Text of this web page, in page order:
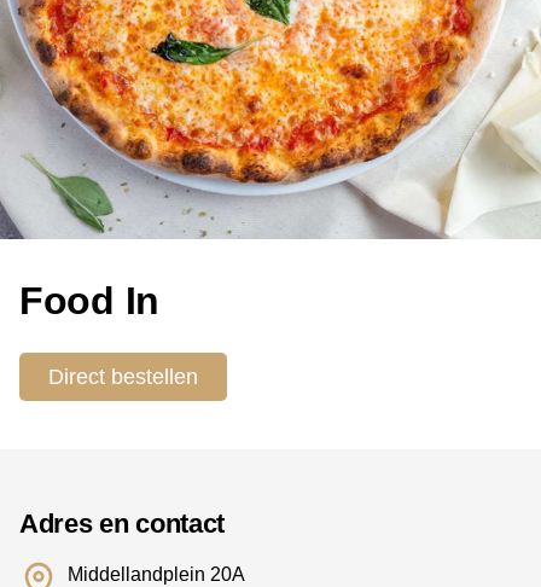
Food In
Direct bestellen
Adres en contact
Middellandplein 20A